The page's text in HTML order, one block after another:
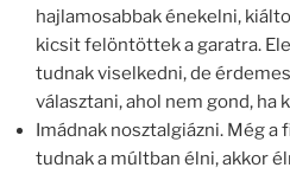
hajlamosabbak énekelni,
kicsit felöntöttek a garatra.
tudnak viselkedni, de
választani, ahol nem gond, ha
Imádnak nosztalgiázni. Még a
tudnak a múltban élni, akkor